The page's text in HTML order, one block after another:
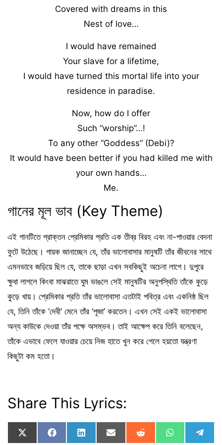
Covered with dreams in this
Nest of love…
I would have remained
Your slave for a lifetime,
I would have turned this mortal life into your
residence in paradise.
Now, how do I offer
Such “worship”…!
To any other “Goddess” (Debi)?
It would have been better if you had killed me with
your own hands…
Me.
গানের মূল ভাব (Key Theme)
এই গানটিতে প্রাক্তন প্রেমিকার প্রতি এক তীব্র বিরহ এবং না-পাওয়ার বেদনা
ফুটে উঠেছে। গায়ক জানাচ্ছেন যে, তাঁর ভালোবাসার মানুষটি তাঁর জীবনের সাথে
এমনভাবে জড়িয়ে ছিল যে, তাকে ছাড়া এখন সবকিছুই অচেনা লাগে। দুপুরে
ক্ষুধা লাগলে কিংবা মাঝরাতে ঘুম ভাঙলে সেই মানুষটির অনুপস্থিতি তাঁকে কুড়ে
কুড়ে খায়। প্রেমিকার প্রতি তাঁর ভালোবাসা এতটাই পবিত্র এবং একনিষ্ঠ ছিল
যে, তিনি তাঁকে ‘দেবী’ মেনে তাঁর ‘পূজা’ করতেন। এখন সেই একই ভালোবাসা
অন্য কাউকে দেওয়া তাঁর পক্ষে অসম্ভব। তাই আক্ষেপ করে তিনি বলেছেন,
তাঁকে এভাবে ফেলে যাওয়ার চেয়ে নিজ হাতে খুন করে গেলে হয়তো যন্ত্রণা
কিছুটা কম হতো।
Share This Lyrics:
Share
X
Share
F
Share
L
Share
E
Share
R
Share
W